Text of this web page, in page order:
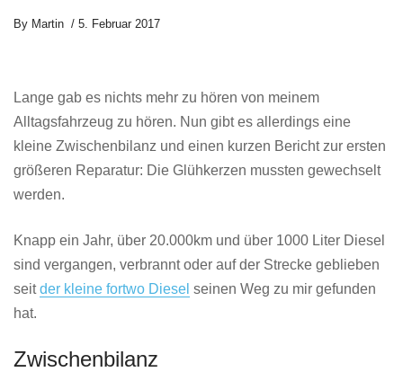
By Martin 5. Februar 2017
Lange gab es nichts mehr zu hören von meinem
Alltagsfahrzeug zu hören. Nun gibt es allerdings eine
kleine Zwischenbilanz und einen kurzen Bericht zur ersten
größeren Reparatur: Die Glühkerzen mussten gewechselt
werden.
Knapp ein Jahr, über 20.000km und über 1000 Liter Diesel
sind vergangen, verbrannt oder auf der Strecke geblieben
seitder kleine fortwo Diesel seinen Weg zu mir gefunden
hat.
Zwischenbilanz